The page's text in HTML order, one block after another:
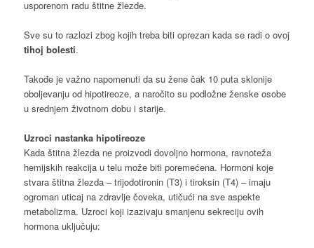
usporenom radu štitne žlezde.
Sve su to razlozi zbog kojih treba biti oprezan kada se radi o ovoj
tihoj bolesti.
Takođe je važno napomenuti da su žene čak 10 puta sklonije
oboljevanju od hipotireoze, a naročito su podložne ženske osobe
u srednjem životnom dobu i starije.
Uzroci nastanka hipotireoze
Kada štitna žlezda ne proizvodi dovoljno hormona, ravnoteža
hemijskih reakcija u telu može biti poremećena. Hormoni koje
stvara štitna žlezda – trijodotironin (T3) i tiroksin (T4) – imaju
ogroman uticaj na zdravlje čoveka, utičući na sve aspekte
metabolizma. Uzroci koji izazivaju smanjenu sekreciju ovih
hormona uključuju: